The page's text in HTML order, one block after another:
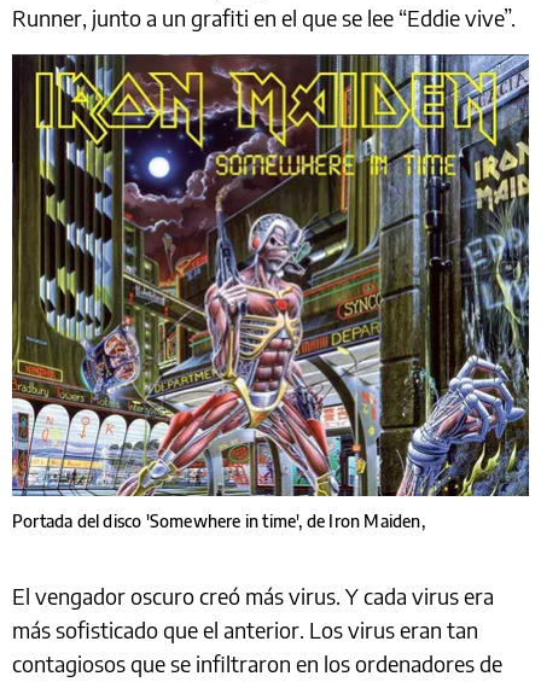
Runner, junto a un grafiti en el que se lee “Eddie vive”.
Portada del disco 'Somewhere in time', de Iron Maiden,
El vengador oscuro creó más virus. Y cada virus era
más sofisticado que el anterior. Los virus eran tan
contagiosos que se infiltraron en los ordenadores de